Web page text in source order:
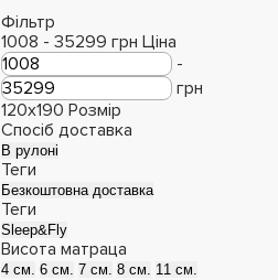
Фільтр
1008 - 35299 грн Ціна
-
грн
120x190 Розмір
Спосіб доставка
В рулоні
Теги
Безкоштовна доставка
Теги
Sleep&Fly
Висота матраца
4 см. 6 см. 7 см. 8 см. 11 см.